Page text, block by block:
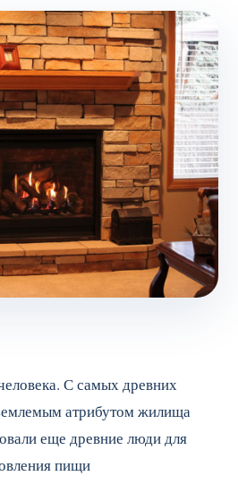
С самых древних
атрибутом жилища
еще древние люди для
пищи